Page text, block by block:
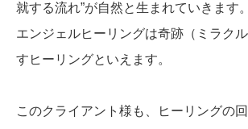
就する流れ”が自然と生まれていきます。
エンジェルヒーリングは奇跡（ミラク
すヒーリングといえます。
このクライアント様も、ヒーリングの